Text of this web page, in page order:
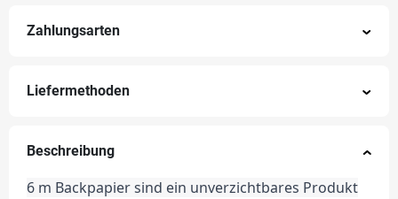
Zahlungsarten
Liefermethoden
Beschreibung
6 m Backpapier sind ein unverzichtbares Produkt